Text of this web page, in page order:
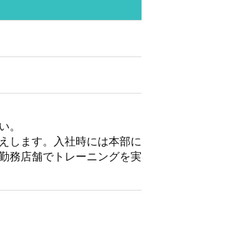
。
します。入社時には本部に
務店舗でトレーニングを実